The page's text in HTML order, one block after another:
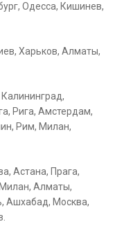
Одесса, Кишинев,
Харьков, Алматы,
Рига, Амстердам,
Рим, Милан,
Астана, Прага,
Алматы,
Ашхабад, Москва,